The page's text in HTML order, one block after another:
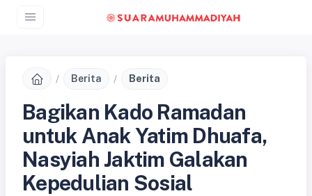
Berita Berita
Bagikan Kado Ramadan
untuk Anak Yatim Dhuafa,
Nasyiah Jaktim Galakan
Kepedulian Sosial